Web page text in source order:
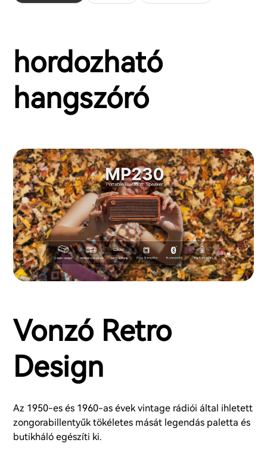
hordozható
hangszóró
Vonzó Retro
Design
Az 1950-es és 1960-as évek vintage rádiói által ihletett
zongorabillentyűk tökéletes mását legendás paletta és
butikháló egészíti ki.